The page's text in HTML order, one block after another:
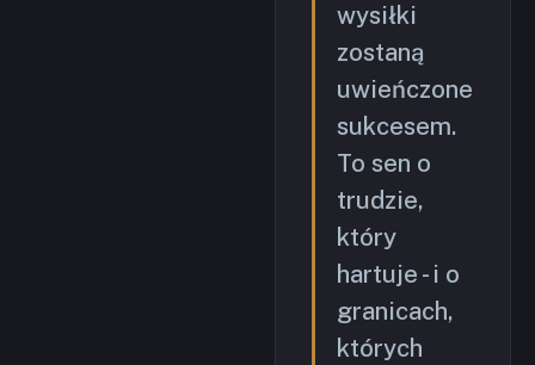
wysiłki
zostaną
uwieńczone
sukcesem.
To sen o
trudzie,
który
hartuje - i o
granicach,
których